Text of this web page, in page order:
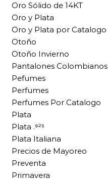
Oro Sólido de 14KT
Oro y Plata
Oro y Plata por Catalogo
Otoño
Otoño Invierno
Pantalones Colombianos
Pefumes
Perfumes
Perfumes Por Catalogo
Plata
Plata .⁹²⁵
Plata Italiana
Precios de Mayoreo
Preventa
Primavera